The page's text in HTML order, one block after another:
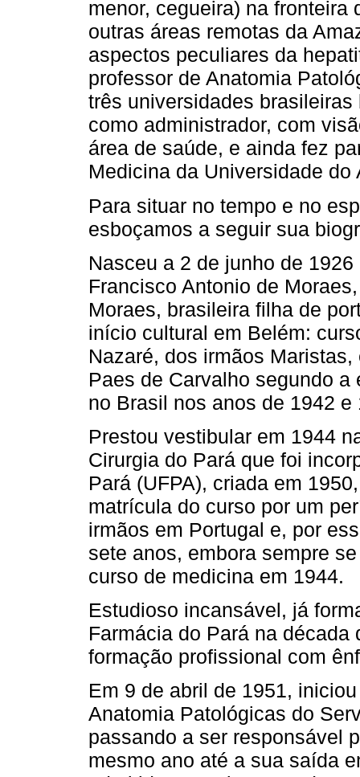
menor, cegueira) na fronteira
outras áreas remotas da
aspectos peculiares da
professor de Anatomia
três universidades
como administrador, com
área de saúde, e ainda fez
Medicina da Universidade do
Para situar no tempo e no
esboçamos a seguir sua
Nasceu a 2 de junho de
Francisco Antonio de
Moraes, brasileira filha de
início cultural em Belém:
Nazaré, dos irmãos
Paes de Carvalho segundo
no Brasil nos anos de 1942 e
Prestou vestibular em 1944
Cirurgia do Pará que foi
Pará (UFPA), criada em
matrícula do curso por um
irmãos em Portugal e, por
sete anos, embora sempre
curso de medicina em 1944.
Estudioso incansável, já
Farmácia do Pará na
formação profissional com
Em 9 de abril de 1951,
Anatomia Patológicas do
passando a ser responsável
mesmo ano até a sua saída